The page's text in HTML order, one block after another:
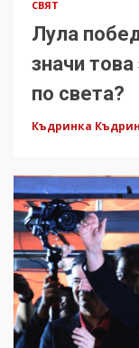
СВЯТ
Лула
значи
по света?
Къдринка